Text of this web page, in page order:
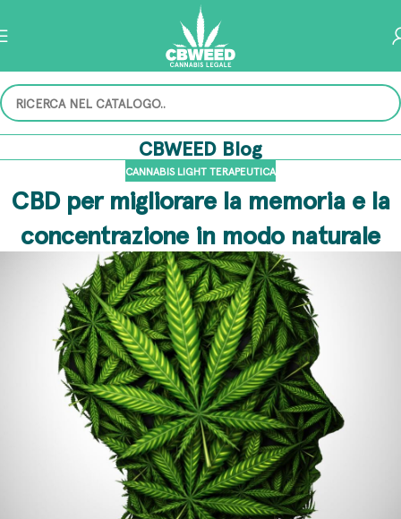
CBWEED Blog
CANNABIS LIGHT TERAPEUTICA
CBD per migliorare la memoria e la
concentrazione in modo naturale